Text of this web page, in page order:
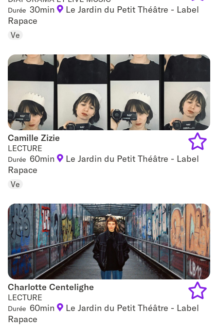
Durée 30min
Le Jardin du Petit Théâtre - Label
Rapace
Ve
Add
Camille Zizie
Camille Zizie
LECTURE
Durée 60min
Le Jardin du Petit Théâtre - Label
Rapace
Ve
Add
Charlotte Centelighe
Charlotte Centelighe
LECTURE
Durée 60min
Le Jardin du Petit Théâtre - Label
Rapace
Add